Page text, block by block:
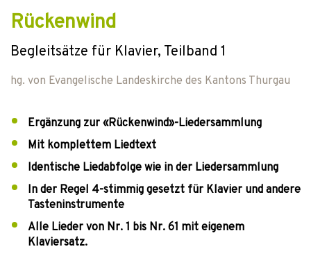
Rückenwind
Begleitsätze für Klavier, Teilband 1
hg. von Evangelische Landeskirche des Kantons Thurgau
Ergänzung zur «Rückenwind»-Liedersammlung
Mit komplettem Liedtext
Identische Liedabfolge wie in der Liedersammlung
In der Regel 4-stimmig gesetzt für Klavier und andere
Tasteninstrumente
Alle Lieder von Nr. 1 bis Nr. 61 mit eigenem
Klaviersatz.